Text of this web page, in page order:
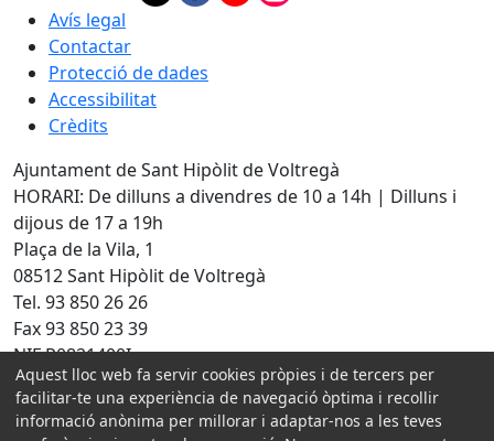
Avís legal
Contactar
Protecció de dades
Accessibilitat
Crèdits
Ajuntament de Sant Hipòlit de Voltregà
HORARI: De dilluns a divendres de 10 a 14h | Dilluns i
dijous de 17 a 19h
Plaça de la Vila, 1
08512 Sant Hipòlit de Voltregà
Tel. 93 850 26 26
Fax 93 850 23 39
NIF P0821400I
Amb la col·laboració de:
Aquest lloc web fa servir cookies pròpies i de tercers per
facilitar-te una experiència de navegació òptima i recollir
informació anònima per millorar i adaptar-nos a les teves